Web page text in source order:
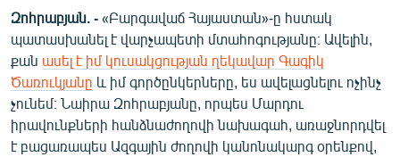
ՀԵՏԵՎԵՔ ՄԵԶ
«Ազատության» բոլոր կայքերը
Զոհրաբյան. - «Բարգավաճ Հայաստան»-ը հստակ
պատասխանել է վարչապետի մտահոգությանը։ Ավելին,
քան ասել է իմ կուսակցության ղեկավար Գագիկ
Ծառուկյանը և իմ գործընկերները, ես ավելացնելու ոչինչ
չունեմ։ Նաիրա Զոհրաբյանը, որպես Մարդու
իրավունքների հանձնաժողովի նախագահ, առաջնորդվել
է բացառապես Ազգային ժողովի կանոնակարգ օրենքով,